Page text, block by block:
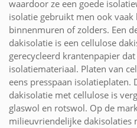
waardoor ze een goede
isolatie gebruikt men ook vaak
binnenmuren of zolders. Een
dakisolatie is een cellulose
gerecycleerd krantenpapier
isolatiemateriaal. Platen van
eens presspaan isolatieplaten.
dakisolatie met cellulose is
glaswol en rotswol. Op de
milieuvriendelijke dakisolaties